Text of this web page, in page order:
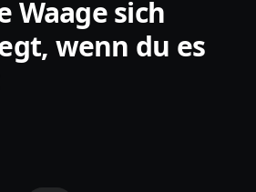
Waage sich
wenn du es